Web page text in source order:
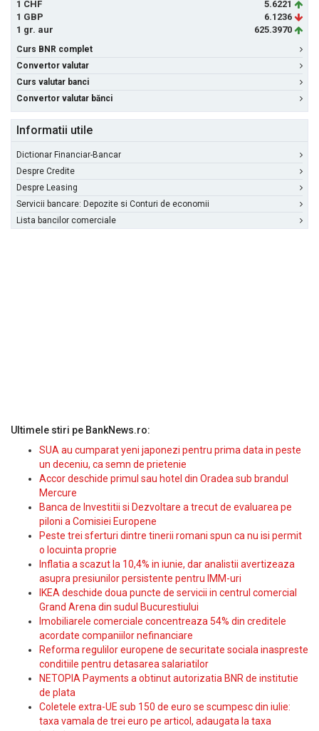
1 CHF
5.6221
1 GBP
6.1236
1 gr. aur
625.3970
Curs BNR complet
Convertor valutar
Curs valutar banci
Convertor valutar bănci
Informatii utile
Dictionar Financiar-Bancar
Despre Credite
Despre Leasing
Servicii bancare: Depozite si Conturi de economii
Lista bancilor comerciale
Ultimele stiri pe BankNews.ro:
SUA au cumparat yeni japonezi pentru prima data in peste
un deceniu, ca semn de prietenie
Accor deschide primul sau hotel din Oradea sub brandul
Mercure
Banca de Investitii si Dezvoltare a trecut de evaluarea pe
piloni a Comisiei Europene
Peste trei sferturi dintre tinerii romani spun ca nu isi permit
o locuinta proprie
Inflatia a scazut la 10,4% in iunie, dar analistii avertizeaza
asupra presiunilor persistente pentru IMM-uri
IKEA deschide doua puncte de servicii in centrul comercial
Grand Arena din sudul Bucurestiului
Imobiliarele comerciale concentreaza 54% din creditele
acordate companiilor nefinanciare
Reforma regulilor europene de securitate sociala inaspreste
conditiile pentru detasarea salariatilor
NETOPIA Payments a obtinut autorizatia BNR de institutie
de plata
Coletele extra-UE sub 150 de euro se scumpesc din iulie:
taxa vamala de trei euro pe articol, adaugata la taxa